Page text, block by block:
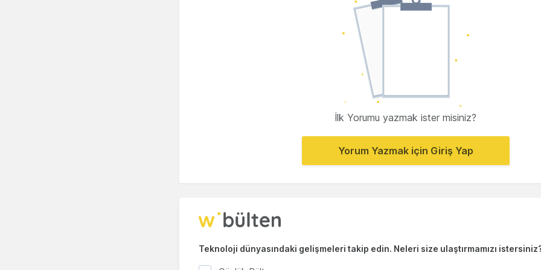
İlk Yorumu yazmak ister misiniz?
Yorum Yazmak için Giriş Yap
Teknoloji dünyasındaki gelişmeleri takip edin. Neleri size ulaştırmamızı